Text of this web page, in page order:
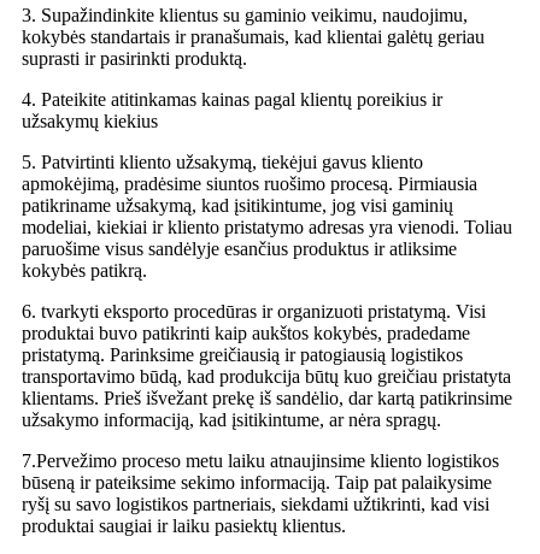
3. Supažindinkite klientus su gaminio veikimu, naudojimu,
kokybės standartais ir pranašumais, kad klientai galėtų geriau
suprasti ir pasirinkti produktą.
4. Pateikite atitinkamas kainas pagal klientų poreikius ir
užsakymų kiekius
5. Patvirtinti kliento užsakymą, tiekėjui gavus kliento
apmokėjimą, pradėsime siuntos ruošimo procesą. Pirmiausia
patikriname užsakymą, kad įsitikintume, jog visi gaminių
modeliai, kiekiai ir kliento pristatymo adresas yra vienodi. Toliau
paruošime visus sandėlyje esančius produktus ir atliksime
kokybės patikrą.
6. tvarkyti eksporto procedūras ir organizuoti pristatymą. Visi
produktai buvo patikrinti kaip aukštos kokybės, pradedame
pristatymą. Parinksime greičiausią ir patogiausią logistikos
transportavimo būdą, kad produkcija būtų kuo greičiau pristatyta
klientams. Prieš išvežant prekę iš sandėlio, dar kartą patikrinsime
užsakymo informaciją, kad įsitikintume, ar nėra spragų.
7.Pervežimo proceso metu laiku atnaujinsime kliento logistikos
būseną ir pateiksime sekimo informaciją. Taip pat palaikysime
ryšį su savo logistikos partneriais, siekdami užtikrinti, kad visi
produktai saugiai ir laiku pasiektų klientus.